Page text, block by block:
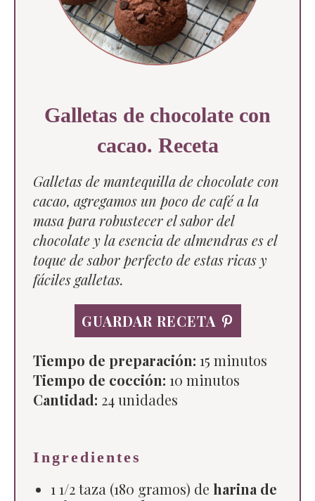
Galletas de chocolate con
cacao. Receta
Galletas de mantequilla de chocolate con
cacao, agregamos un poco de café a la
masa para robustecer el sabor del
chocolate y la esencia de almendras es el
toque de sabor perfecto de estas ricas y
fáciles galletas.
GUARDAR RECETA
Tiempo de preparación: 15 minutos
Tiempo de cocción: 10 minutos
Cantidad: 24unidades
Ingredientes
1 1/2 taza (180 gramos) de harina de